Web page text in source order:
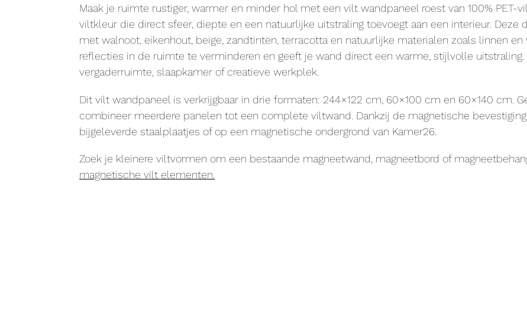
Maak je ruimte rustiger, warmer en minder hol met een vilt wandpaneel roest van 100% PET-
viltkleur die direct sfeer, diepte en een natuurlijke uitstraling toevoegt aan een interieur.
met walnoot, eikenhout, beige, zandtinten, terracotta en natuurlijke materialen zoals linnen
reflecties in de ruimte te verminderen en geeft je wand direct een warme, stijlvolle uitstraling.
vergaderruimte, slaapkamer of creatieve werkplek.
Dit vilt wandpaneel is verkrijgbaar in drie formaten: 244×122 cm, 60×100 cm en 60×140 cm.
combineer meerdere panelen tot een complete viltwand. Dankzij de magnetische
bijgeleverde staalplaatjes of op een magnetische ondergrond van Kamer26.
Zoek je kleinere viltvormen om een bestaande magneetwand, magneetbord of
magnetische vilt elementen.